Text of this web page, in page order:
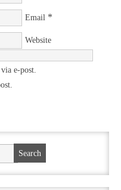
Email *
Website
e-post.